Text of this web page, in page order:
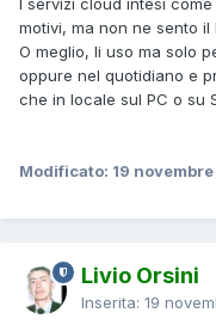
motivi, ma non ne sento il
O meglio, li uso ma solo
oppure nel quotidiano e
che in locale sul PC o su
Modificato: 19
Livio Orsini
Inserita: 19